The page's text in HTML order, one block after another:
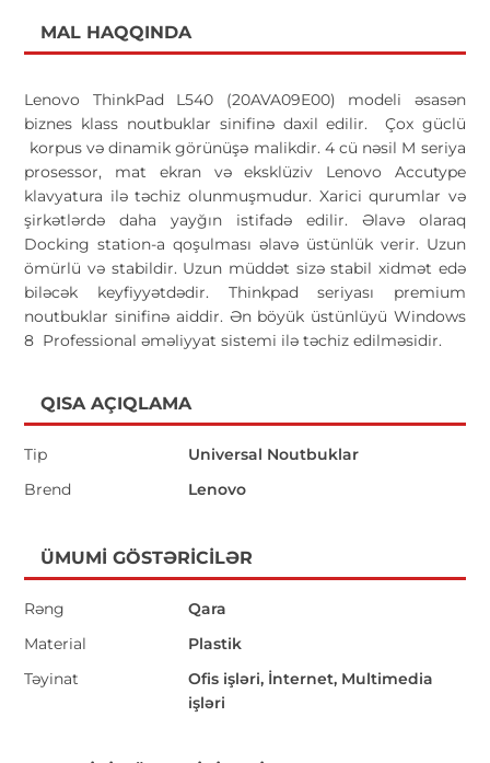
MAL HAQQINDA
Lenovo ThinkPad L540 (20AVA09E00) modeli əsasən
biznes klass noutbuklar sinifinə daxil edilir. Çox güclü
korpus və dinamik görünüşə malikdir. 4 cü nəsil M seriya
prosessor, mat ekran və eksklüziv Lenovo Accutype
klavyatura ilə təchiz olunmuşmudur. Xarici qurumlar və
şirkətlərdə daha yayğın istifadə edilir. Əlavə olaraq
Docking station-a qoşulması əlavə üstünlük verir. Uzun
ömürlü və stabildir. Uzun müddət sizə stabil xidmət edə
biləcək keyfiyyətdədir. Thinkpad seriyası premium
noutbuklar sinifinə aiddir. Ən böyük üstünlüyü Windows
8 Professional əməliyyat sistemi ilə təchiz edilməsidir.
QISA AÇIQLAMA
Tip
Universal Noutbuklar
Brend
Lenovo
ÜMUMI GÖSTƏRICILƏR
Rəng
Qara
Material
Plastik
Təyinat
Ofis işləri, İnternet, Multimedia
işləri